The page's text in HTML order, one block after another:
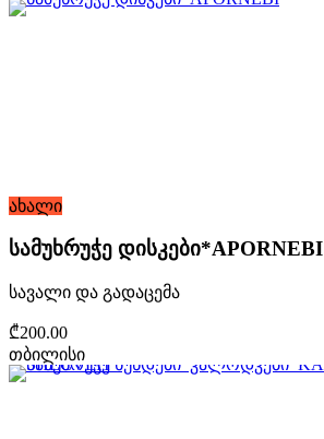
ახალი
სამუხრუჭე დისკები*APORNEBI
სავალი და გადაცემა
₾200.00
თბილისი